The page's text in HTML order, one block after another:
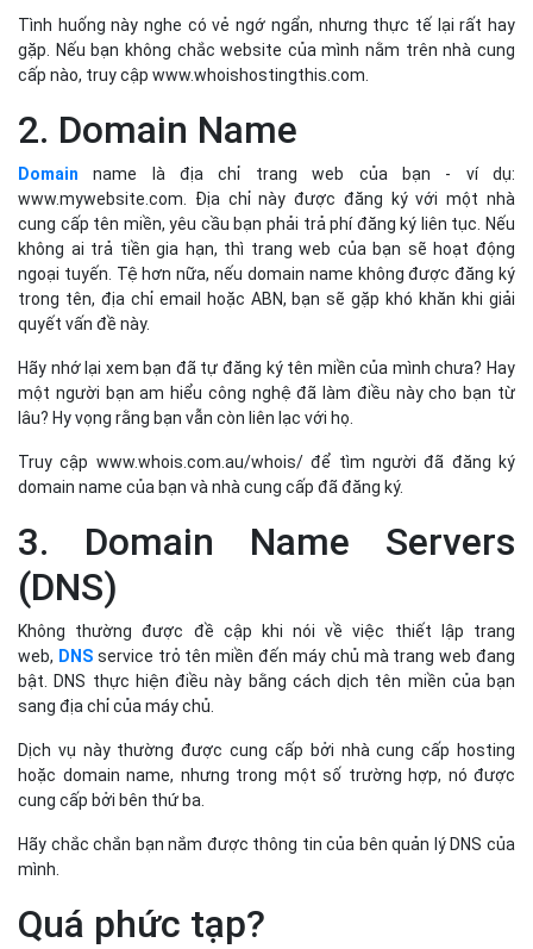
Tình huống này nghe có vẻ ngớ ngẩn, nhưng thực tế lại rất hay
gặp. Nếu bạn không chắc website của mình nằm trên nhà cung
cấp nào, truy cập www.whoishostingthis.com.
2. Domain Name
Domain name là địa chỉ trang web của bạn - ví dụ:
www.mywebsite.com. Địa chỉ này được đăng ký với một nhà
cung cấp tên miền, yêu cầu bạn phải trả phí đăng ký liên tục. Nếu
không ai trả tiền gia hạn, thì trang web của bạn sẽ hoạt động
ngoại tuyến. Tệ hơn nữa, nếu domain name không được đăng ký
trong tên, địa chỉ email hoặc ABN, bạn sẽ gặp khó khăn khi giải
quyết vấn đề này.
Hãy nhớ lại xem bạn đã tự đăng ký tên miền của mình chưa? Hay
một người bạn am hiểu công nghệ đã làm điều này cho bạn từ
lâu? Hy vọng rằng bạn vẫn còn liên lạc với họ.
Truy cập www.whois.com.au/whois/ để tìm người đã đăng ký
domain name của bạn và nhà cung cấp đã đăng ký.
3. Domain Name Servers
(DNS)
Không thường được đề cập khi nói về việc thiết lập trang
web, DNSservice trỏ tên miền đến máy chủ mà trang web đang
bật. DNS thực hiện điều này bằng cách dịch tên miền của bạn
sang địa chỉ của máy chủ.
Dịch vụ này thường được cung cấp bởi nhà cung cấp hosting
hoặc domain name, nhưng trong một số trường hợp, nó được
cung cấp bởi bên thứ ba.
Hãy chắc chắn bạn nắm được thông tin của bên quản lý DNS của
mình.
Quá phức tạp?